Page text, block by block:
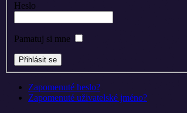
Heslo
Pamatuj si mne
Zapomenuté heslo?
Zapomenuté uživatelské jméno?